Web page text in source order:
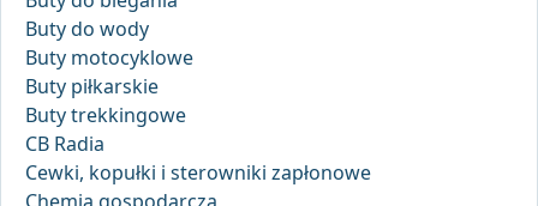
Buty do wody
Buty motocyklowe
Buty piłkarskie
Buty trekkingowe
CB Radia
Cewki, kopułki i sterowniki zapłonowe